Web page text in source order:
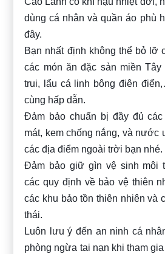
dùng cá nhân và quần áo phù
đây.
Bạn nhất định không thể bỏ lỡ
các món ăn đặc sản miền
trui, lẩu cá linh bông điên
cùng hấp dẫn.
Đảm bảo chuẩn bị đầy đủ
mát, kem chống nắng, và nước
các địa điểm ngoài trời bạn nhé.
Đảm bảo giữ gìn vệ sinh môi
các quy định về bảo vệ thiên
các khu bảo tồn thiên nhiên và
thái.
Luôn lưu ý đến an ninh cá
phòng ngừa tai nạn khi tham